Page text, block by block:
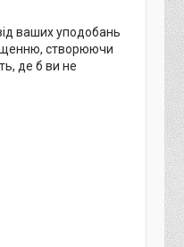
ваших уподобань
створюючи
де б ви не